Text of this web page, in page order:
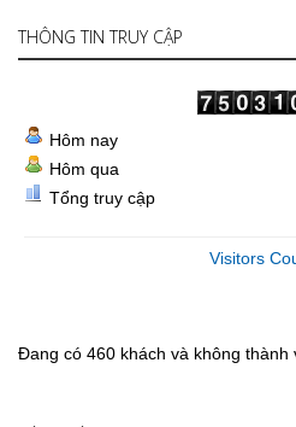
THÔNG TIN TRUY CẬP
Hôm nay
Hôm qua
Tổng truy cập
Visitors
Đang có 460 khách và không thành